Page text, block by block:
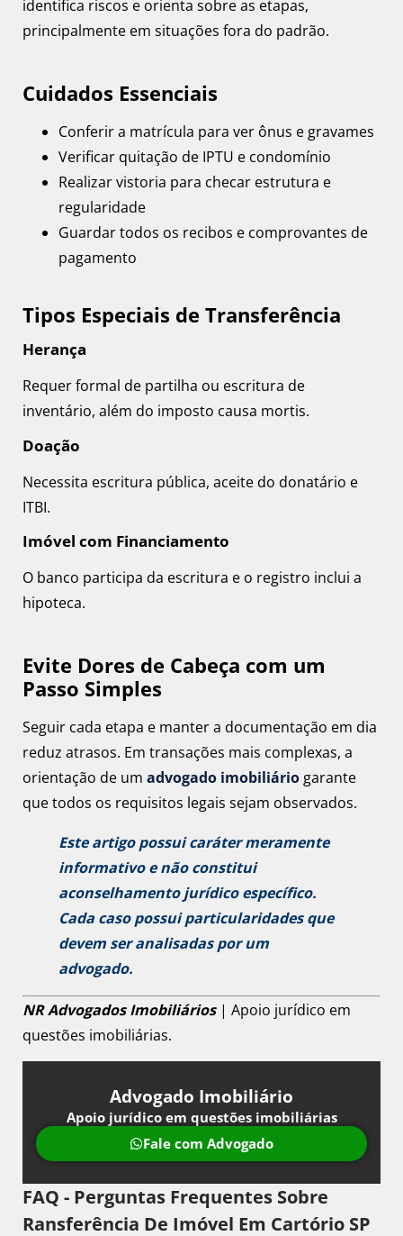
identifica riscos e orienta sobre as etapas,
principalmente em situações fora do padrão.
Cuidados Essenciais
Conferir a matrícula para ver ônus e gravames
Verificar quitação de IPTU e condomínio
Realizar vistoria para checar estrutura e
regularidade
Guardar todos os recibos e comprovantes de
pagamento
Tipos Especiais de Transferência
Herança
Requer formal de partilha ou escritura de
inventário, além do imposto causa mortis.
Doação
Necessita escritura pública, aceite do donatário e
ITBI.
Imóvel com Financiamento
O banco participa da escritura e o registro inclui a
hipoteca.
Evite Dores de Cabeça com um
Passo Simples
Seguir cada etapa e manter a documentação em dia
reduz atrasos. Em transações mais complexas, a
orientação de um advogado imobiliário garante
que todos os requisitos legais sejam observados.
Este artigo possui caráter meramente
informativo e não constitui
aconselhamento jurídico específico.
Cada caso possui particularidades que
devem ser analisadas por um
advogado.
NR Advogados Imobiliários | Apoio jurídico em
questões imobiliárias.
Advogado Imobiliário
Apoio jurídico em questões imobiliárias
Fale com Advogado
FAQ - Perguntas Frequentes Sobre
Ransferência De Imóvel Em Cartório SP